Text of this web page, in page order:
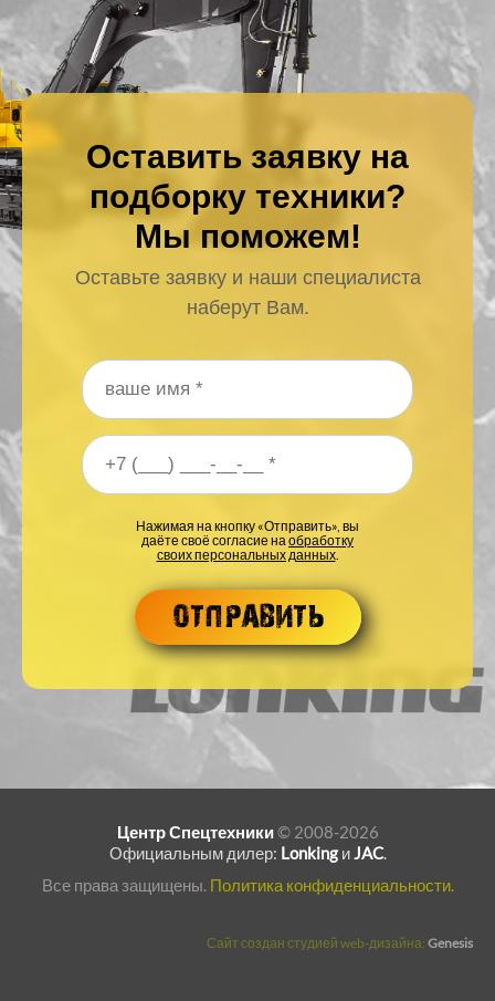
Оставить заявку на
подборку техники?
Мы поможем!
Оставьте заявку и наши специалиста
наберут Вам.
Ваше имя*
Ваш номер телефона*
Нажимая на кнопку «Отправить», вы
даёте своё согласие наобработку
своих персональных данных.
Центр Спецтехники© 2008-2026
Официальным дилер: LonkingиJAC.
Все права защищены. Политика конфиденциальности.
Сайт создан студией web-дизайна: Genesis